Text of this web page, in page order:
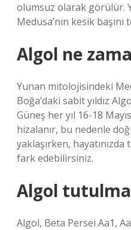
olumsuz olarak görülür.
Medusa’nın kesik başını
Algol ne
Yunan mitolojisindeki
Boğa’daki sabit yıldız
Güneş her yıl 16-18
hizalanır, bu nedenle
yaklaşırken,
fark edebilirsiniz.
Algol
Algol, Beta Persei Aa1,